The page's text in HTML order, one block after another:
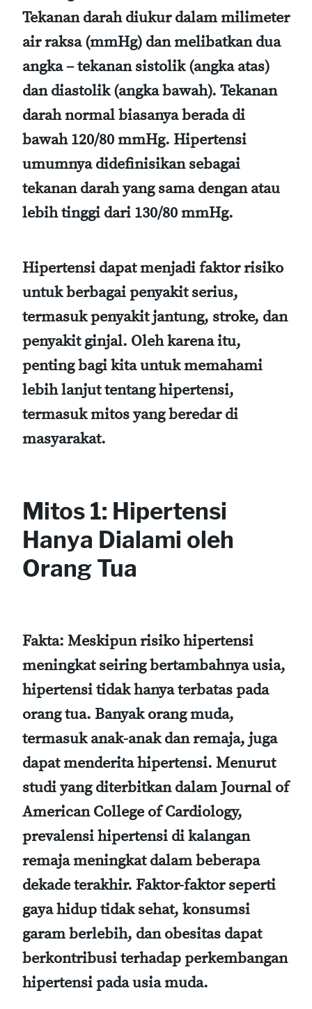
Tekanan darah diukur dalam milimeter
air raksa (mmHg) dan melibatkan dua
angka – tekanan sistolik (angka atas)
dan diastolik (angka bawah). Tekanan
darah normal biasanya berada di
bawah 120/80 mmHg. Hipertensi
umumnya didefinisikan sebagai
tekanan darah yang sama dengan atau
lebih tinggi dari 130/80 mmHg.
Hipertensi dapat menjadi faktor risiko
untuk berbagai penyakit serius,
termasuk penyakit jantung, stroke, dan
penyakit ginjal. Oleh karena itu,
penting bagi kita untuk memahami
lebih lanjut tentang hipertensi,
termasuk mitos yang beredar di
masyarakat.
Mitos 1: Hipertensi
Hanya Dialami oleh
Orang Tua
Fakta: Meskipun risiko hipertensi
meningkat seiring bertambahnya usia,
hipertensi tidak hanya terbatas pada
orang tua. Banyak orang muda,
termasuk anak-anak dan remaja, juga
dapat menderita hipertensi. Menurut
studi yang diterbitkan dalam Journal of
American College of Cardiology,
prevalensi hipertensi di kalangan
remaja meningkat dalam beberapa
dekade terakhir. Faktor-faktor seperti
gaya hidup tidak sehat, konsumsi
garam berlebih, dan obesitas dapat
berkontribusi terhadap perkembangan
hipertensi pada usia muda.